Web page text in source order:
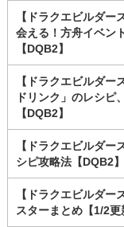
【ドラクエビルダー
会える！方舟イベン
【DQB2】
【ドラクエビルダー
ドリンク」のレシピ
【DQB2】
【ドラクエビルダー
シピ攻略法【DQB2】
【ドラクエビルダー
スターまとめ【1/2更